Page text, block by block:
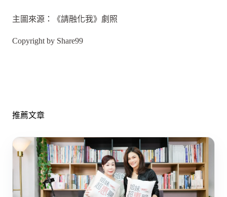
主圖來源：《請融化我》劇照
Copyright by Share99
推薦文章